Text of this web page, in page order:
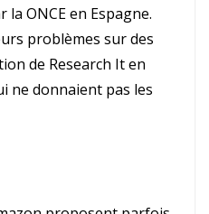
ONCE en Espagne.
problèmes sur des
de Research It en
ne donnaient pas les